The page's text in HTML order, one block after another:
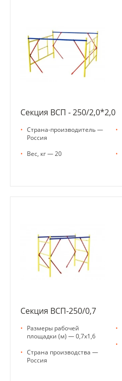
Секция ВСП - 250/2,0*2,0
• Страна-производитель —
Россия
• Вес, кг — 20
•
•
Секция ВСП-250/0,7
• Размеры рабочей
площадки (м) — 0,7х1,6
• Страна производства —
Россия
•
•